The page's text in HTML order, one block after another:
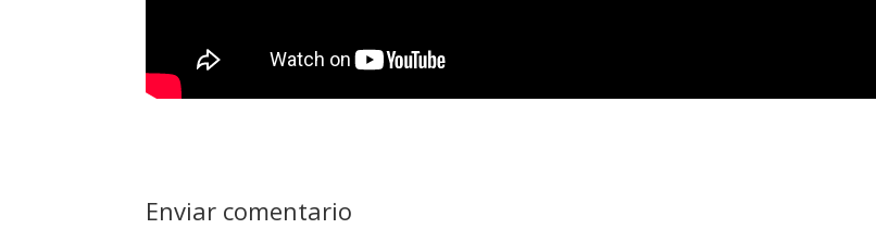
Enviar comentario